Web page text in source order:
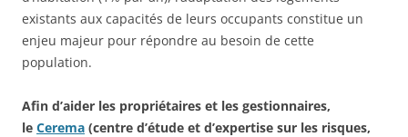
existants aux capacités de leurs occupants constitue un
enjeu majeur pour répondre au besoin de cette
population.
Afin d’aider les propriétaires et les gestionnaires,
le Cerema (centre d’étude et d’expertise sur les risques,